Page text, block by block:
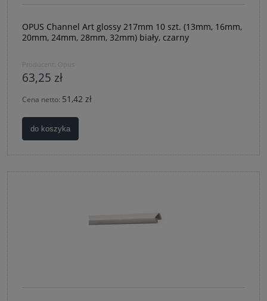
OPUS Channel Art glossy 217mm 10 szt. (13mm, 16mm,
20mm, 24mm, 28mm, 32mm) biały, czarny
Producent: Opus
63,25 zł
Cena netto: 51,42 zł
do koszyka